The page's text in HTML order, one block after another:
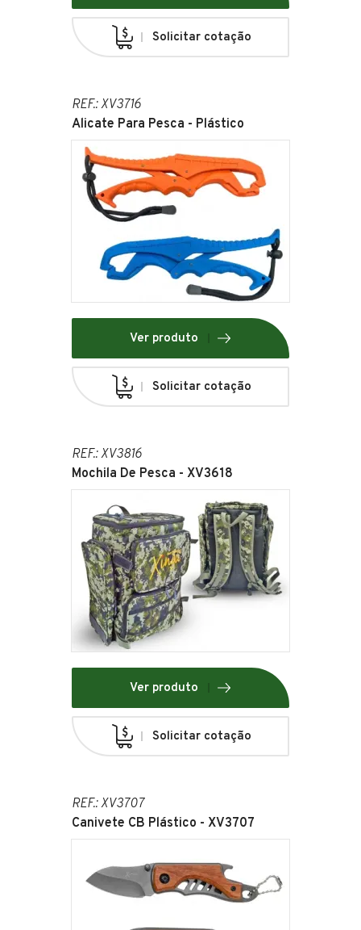
Solicitar cotação
REF.: XV3716
Alicate Para Pesca - Plástico
Ver produto
Solicitar cotação
REF.: XV3816
Mochila De Pesca - XV3618
Ver produto
Solicitar cotação
REF.: XV3707
Canivete CB Plástico - XV3707